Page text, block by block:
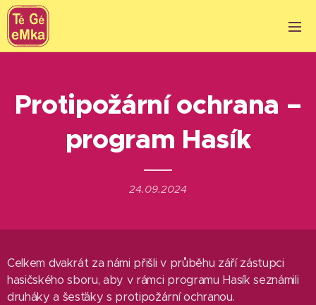
Protipožární ochrana –
program Hasík
24.09.2024
Celkem dvakrát za námi přišli v průběhu září zástupci
hasičského sboru, aby v rámci programu Hasík seznámili
druháky a šesťáky s protipožární ochranou.